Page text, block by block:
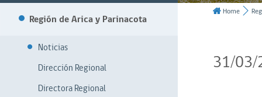
Región de Arica y Parinacota
Noticias
Dirección Regional
Directora Regional
Home
31/